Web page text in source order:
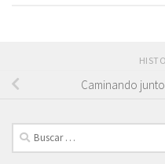
Caminando
Buscar: